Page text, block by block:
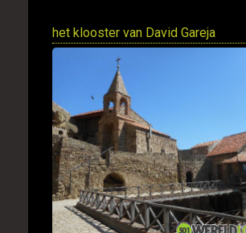
het klooster van David Gareja